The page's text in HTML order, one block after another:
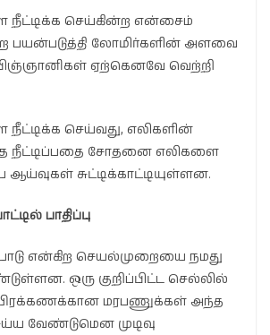
நீட்டிக்க செய்கின்ற என்சைம்
பயன்படுத்தி லோமிர்களின் அளவை
விஞ்ஞானிகள் ஏற்கெனவே வெற்றி
செய்வது, எலிகளின்
நீட்டிப்பதை சோதனை எலிகளை
ஆய்வுகள் சுட்டிக்காட்டியுள்ளன.
பாதிப்பு
என்கிற செயல்முறையை நமது
ஒரு குறிப்பிட்ட செல்லில்
மரபணுக்கள் அந்த
வேண்டுமென முடிவு